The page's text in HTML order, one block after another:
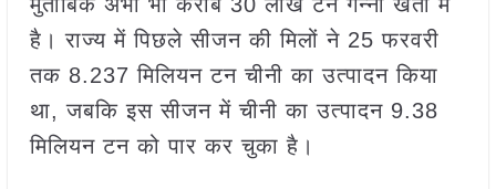
मुताबिक अभी भी करीब 30 लाख टन गन्ना खेतों में
है। राज्य में पिछले सीजन की मिलों ने 25 फरवरी
तक 8.237 मिलियन टन चीनी का उत्पादन किया
था, जबकि इस सीजन में चीनी का उत्पादन 9.38
मिलियन टन को पार कर चुका है।